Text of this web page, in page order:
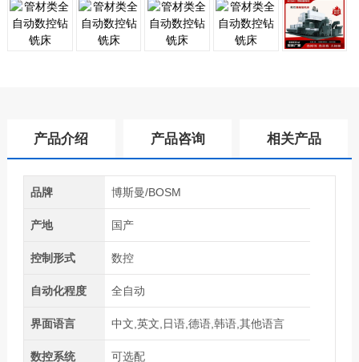
产品介绍 产品咨询 相关产品
品牌 博斯曼/BOSM
产地 国产
控制形式 数控
自动化程度 全自动
界面语言 中文,英文,日语,德语,韩语,其他语言
数控系统 可选配